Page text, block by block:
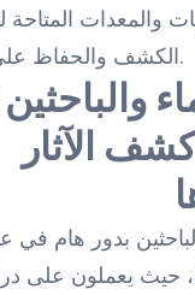
والمعدات
الكشف والحفاظ على الآثار القديمة.
الآثار
بدور هام
حيث يعملون على